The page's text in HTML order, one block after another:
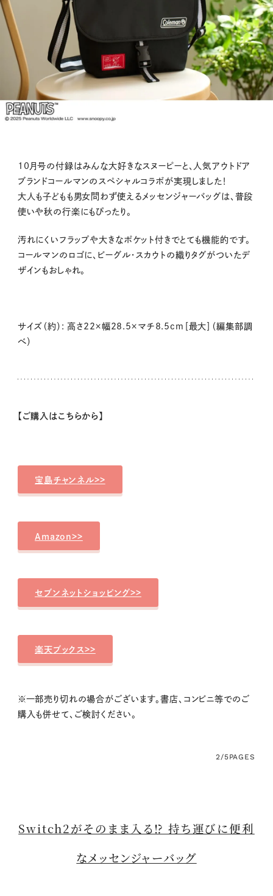
10月号の付録はみんな大好きなスヌーピーと、人気アウトドア
ブランドコールマンのスペシャルコラボが実現しました！
大人も子どもも男女問わず使えるメッセンジャーバッグは、普段
使いや秋の行楽にもぴったり。
汚れにくいフラップや大きなポケット付きでとても機能的です。
コールマンのロゴに、ビーグル・スカウトの織りタグがついたデ
ザインもおしゃれ。
サイズ（約）: 高さ22×幅28.5×マチ8.5cm［最大］（編集部調
べ）
【ご購入はこちらから】
宝島チャンネル>>
Amazon>>
セブンネットショッピング>>
楽天ブックス>>
※一部売り切れの場合がございます。書店、コンビニ等でのご
購入も併せて、ご検討ください。
2/5PAGES
Switch2がそのまま入る⁉ 持ち運びに便利
なメッセンジャーバッグ